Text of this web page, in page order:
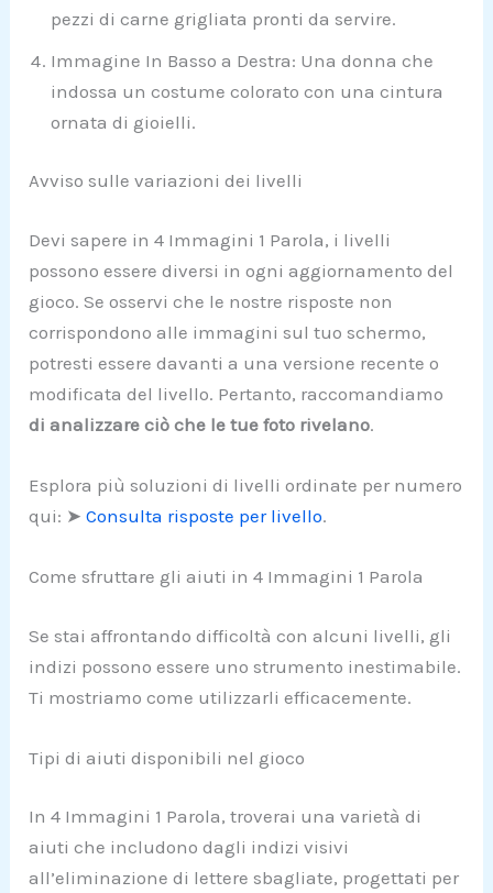
pezzi di carne grigliata pronti da servire.
Immagine In Basso a Destra: Una donna che
indossa un costume colorato con una cintura
ornata di gioielli.
Avviso sulle variazioni dei livelli
Devi sapere in 4 Immagini 1 Parola, i livelli
possono essere diversi in ogni aggiornamento del
gioco. Se osservi che le nostre risposte non
corrispondono alle immagini sul tuo schermo,
potresti essere davanti a una versione recente o
modificata del livello. Pertanto, raccomandiamo
di analizzare ciò che le tue foto rivelano.
Esplora più soluzioni di livelli ordinate per numero
qui: ➤Consulta risposte per livello.
Come sfruttare gli aiuti in 4 Immagini 1 Parola
Se stai affrontando difficoltà con alcuni livelli, gli
indizi possono essere uno strumento inestimabile.
Ti mostriamo come utilizzarli efficacemente.
Tipi di aiuti disponibili nel gioco
In 4 Immagini 1 Parola, troverai una varietà di
aiuti che includono dagli indizi visivi
all’eliminazione di lettere sbagliate, progettati per